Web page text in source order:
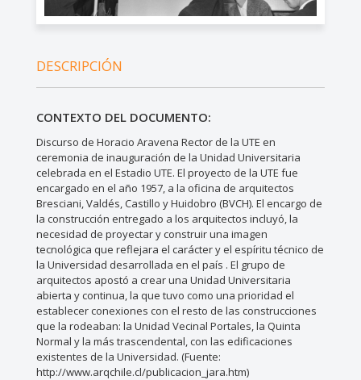
DESCRIPCIÓN
CONTEXTO DEL DOCUMENTO:
Discurso de Horacio Aravena Rector de la UTE en
ceremonia de inauguración de la Unidad Universitaria
celebrada en el Estadio UTE. El proyecto de la UTE fue
encargado en el año 1957, a la oficina de arquitectos
Bresciani, Valdés, Castillo y Huidobro (BVCH). El encargo de
la construcción entregado a los arquitectos incluyó, la
necesidad de proyectar y construir una imagen
tecnológica que reflejara el carácter y el espíritu técnico de
la Universidad desarrollada en el país . El grupo de
arquitectos apostó a crear una Unidad Universitaria
abierta y continua, la que tuvo como una prioridad el
establecer conexiones con el resto de las construcciones
que la rodeaban: la Unidad Vecinal Portales, la Quinta
Normal y la más trascendental, con las edificaciones
existentes de la Universidad. (Fuente:
http://www.arqchile.cl/publicacion_jara.htm)